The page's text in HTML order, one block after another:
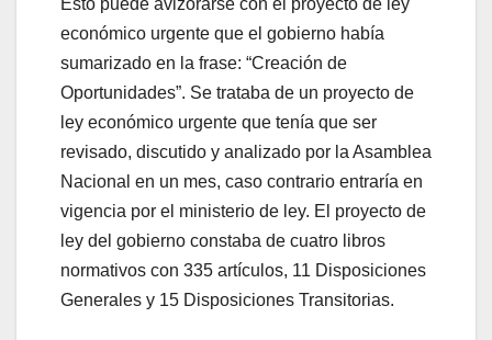
económico urgente que el gobierno había
sumarizado en la frase: “Creación de
Oportunidades”. Se trataba de un proyecto de
ley económico urgente que tenía que ser
revisado, discutido y analizado por la Asamblea
Nacional en un mes, caso contrario entraría en
vigencia por el ministerio de ley. El proyecto de
ley del gobierno constaba de cuatro libros
normativos con 335 artículos, 11 Disposiciones
Generales y 15 Disposiciones Transitorias.